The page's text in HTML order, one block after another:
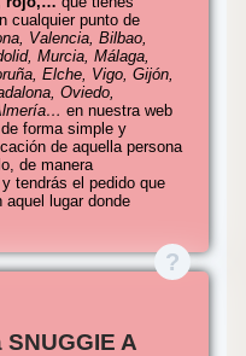
cualquier punto de
Valencia, Bilbao,
Murcia, Málaga,
Elche, Vigo, Gijón,
Oviedo,
en nuestra web
forma simple y
de aquella persona
de manera
tendrás el pedido que
lugar donde
A